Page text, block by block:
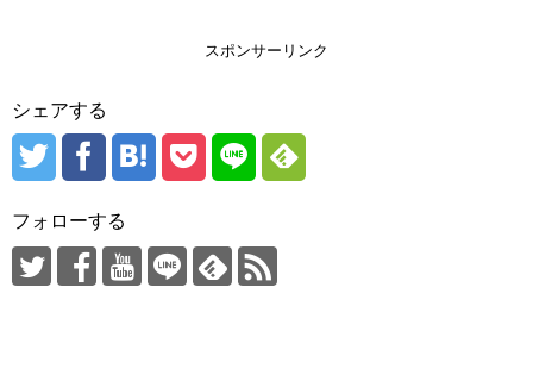
スポンサーリンク
シェアする
フォローする